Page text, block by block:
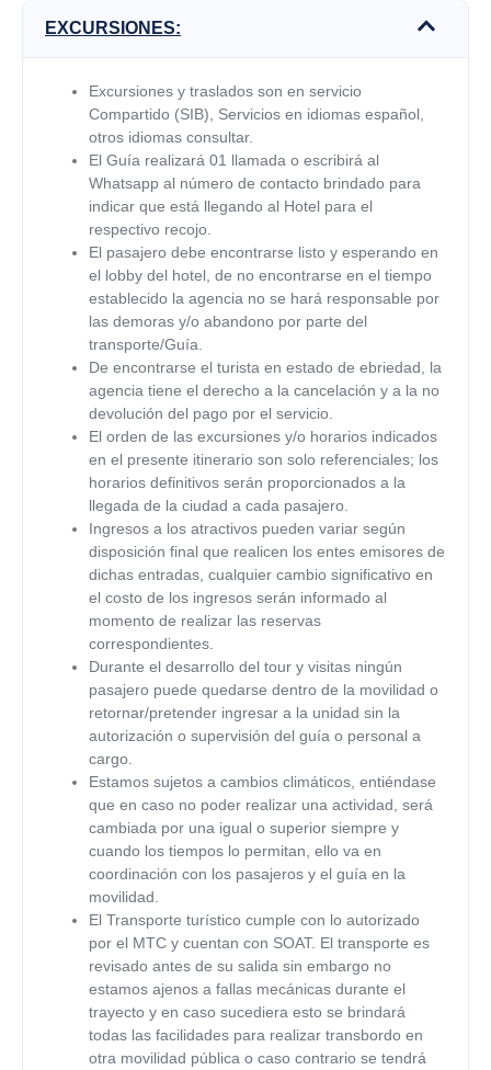
EXCURSIONES:
Excursiones y traslados son en servicio
Compartido (SIB), Servicios en idiomas español,
otros idiomas consultar.
El Guía realizará 01 llamada o escribirá al
Whatsapp al número de contacto brindado para
indicar que está llegando al Hotel para el
respectivo recojo.
El pasajero debe encontrarse listo y esperando en
el lobby del hotel, de no encontrarse en el tiempo
establecido la agencia no se hará responsable por
las demoras y/o abandono por parte del
transporte/Guía.
De encontrarse el turista en estado de ebriedad, la
agencia tiene el derecho a la cancelación y a la no
devolución del pago por el servicio.
El orden de las excursiones y/o horarios indicados
en el presente itinerario son solo referenciales; los
horarios definitivos serán proporcionados a la
llegada de la ciudad a cada pasajero.
Ingresos a los atractivos pueden variar según
disposición final que realicen los entes emisores de
dichas entradas, cualquier cambio significativo en
el costo de los ingresos serán informado al
momento de realizar las reservas
correspondientes.
Durante el desarrollo del tour y visitas ningún
pasajero puede quedarse dentro de la movilidad o
retornar/pretender ingresar a la unidad sin la
autorización o supervisión del guía o personal a
cargo.
Estamos sujetos a cambios climáticos, entiéndase
que en caso no poder realizar una actividad, será
cambiada por una igual o superior siempre y
cuando los tiempos lo permitan, ello va en
coordinación con los pasajeros y el guía en la
movilidad.
El Transporte turístico cumple con lo autorizado
por el MTC y cuentan con SOAT. El transporte es
revisado antes de su salida sin embargo no
estamos ajenos a fallas mecánicas durante el
trayecto y en caso sucediera esto se brindará
todas las facilidades para realizar transbordo en
otra movilidad pública o caso contrario se tendrá